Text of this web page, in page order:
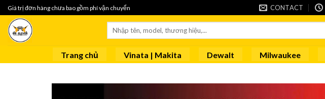
Skip
to
content
Giá trị đơn hàng chưa bao gồm phí vận chuyển CONTACT
Tìm
Trang chủ Vinata | Makita Dewalt Milwaukee